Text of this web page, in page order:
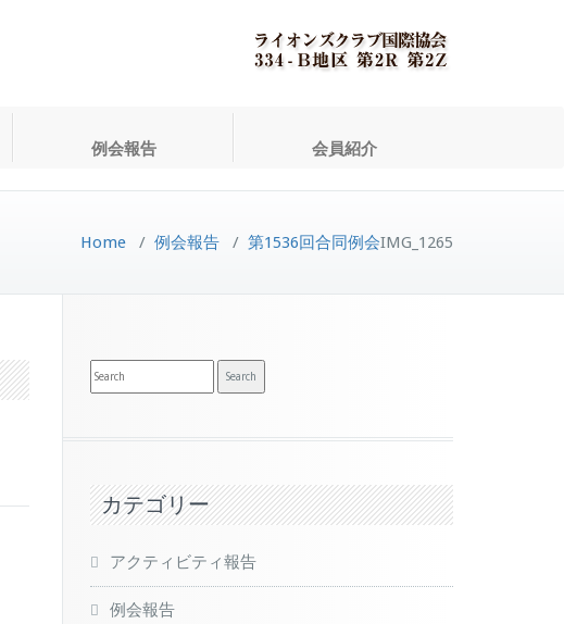
例会報告 会員紹介
Home / 例会報告 / 第1536回合同例会IMG_1265
カテゴリー
アクティビティ報告
例会報告